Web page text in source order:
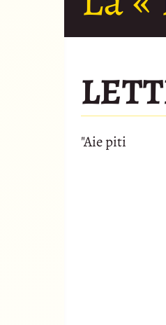
"Aie piti